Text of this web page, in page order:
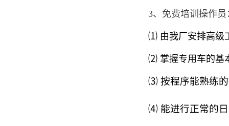
3、免费培训操作员
⑴ 由我厂安排高级
⑵ 掌握专用车的基
⑶ 按程序能熟练
⑷ 能进行正常的